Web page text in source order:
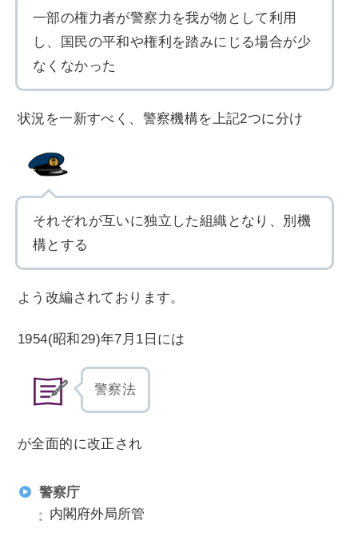
一部の権力者が警察力を我が物として利用
し、国民の平和や権利を踏みにじる場合が少
なくなかった
状況を一新すべく、警察機構を上記2つに分け
それぞれが互いに独立した組織となり、別機
構とする
よう改編されております。
1954(昭和29)年7月1日には
警察法
が全面的に改正され
警察庁
内閣府外局所管